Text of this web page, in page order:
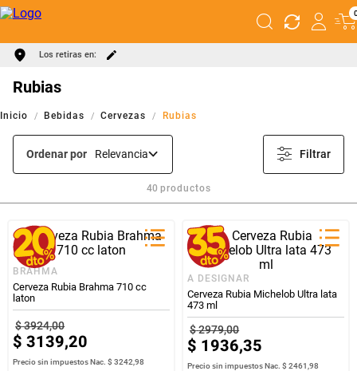
Los retiras en:
Rubias
Bebidas Cervezas Rubias
Ordenar por Relevancia Filtrar
40 productos
BRAHMA
Cerveza Rubia Brahma 710 cc
laton
$3924,00
$ 3139,20
Precio sin impuestos Nac.$ 3242,98
A DESIGNAR
Cerveza Rubia Michelob Ultra lata
473 ml
$2979,00
$ 1936,35
Precio sin impuestos Nac.$ 2461,98